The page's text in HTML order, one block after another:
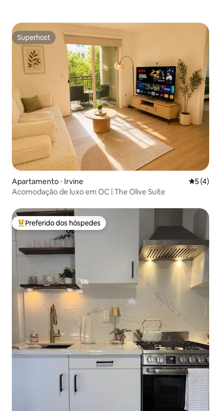
Superhost
Superhost
Apartamento ⋅ Irvine 5 de
5 (4)
Acomodação de luxo em OC | The Olive Suite
Entre os melhores preferidos dos hóspedes
Preferido dos hóspedes